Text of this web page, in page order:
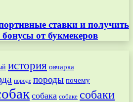
ставки и получить
от букмекеров
история овчарка
породе породы почему
собака собаке собаки